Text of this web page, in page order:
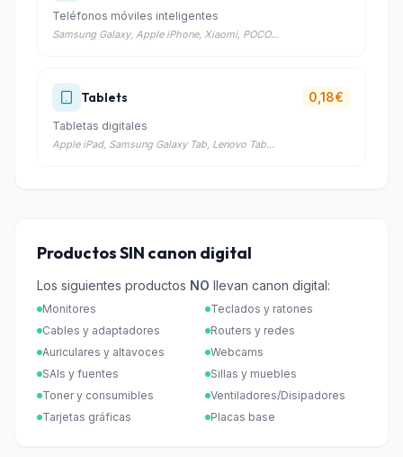
Teléfonos móviles inteligentes
Samsung Galaxy, Apple iPhone, Xiaomi, POCO...
Tablets 0,18€
Tabletas digitales
Apple iPad, Samsung Galaxy Tab, Lenovo Tab...
Productos SIN canon digital
Los siguientes productos NO llevan canon digital:
Monitores
Teclados y ratones
Cables y adaptadores
Routers y redes
Auriculares y altavoces
Webcams
SAIs y fuentes
Sillas y muebles
Toner y consumibles
Ventiladores/Disipadores
Tarjetas gráficas
Placas base